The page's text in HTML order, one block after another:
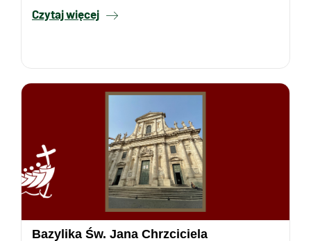
Czytaj więcej
Bazylika Św. Jana Chrzciciela